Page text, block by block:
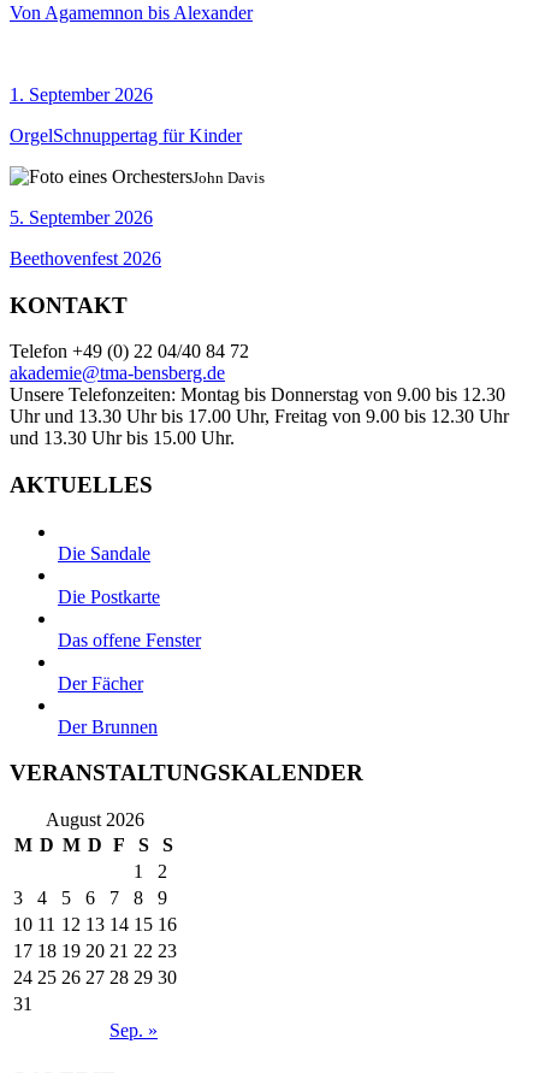
Von Agamemnon bis Alexander
1. September 2026
OrgelSchnuppertag für Kinder
John Davis
5. September 2026
Beethovenfest 2026
KONTAKT
Telefon +49 (0) 22 04/40 84 72
akademie@tma-bensberg.de
Unsere Telefonzeiten: Montag bis Donnerstag von 9.00 bis 12.30
Uhr und 13.30 Uhr bis 17.00 Uhr, Freitag von 9.00 bis 12.30 Uhr
und 13.30 Uhr bis 15.00 Uhr.
AKTUELLES
Die Sandale
Die Postkarte
Das offene Fenster
Der Fächer
Der Brunnen
VERANSTALTUNGSKALENDER
August 2026
M D M D F S S
Sep. »
1
2
3
4 5 6 7 8
9
10 11 12 13 14 15 16
17 18 19 20 21 22 23
24 25 26 27 28 29 30
31